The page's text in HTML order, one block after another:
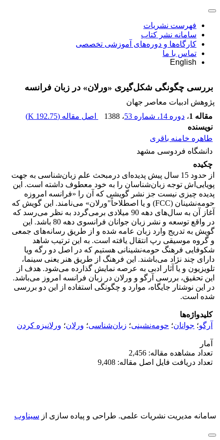
فهرست نشریات
سامانه نشر کتاب
کارگاه‌ها و دوره‌های آموزشی تخصصی
تماس با ما
English
بررسی چگونگی شکل‌گیری «ورلان» در زبان فرانسه
پژوهش ادبیات معاصر جهان
مقاله 1
، دوره 14، شماره 53 ، 1388 اصل مقاله (192.75 K
)
نویسنده
طاهره خامنه باقری
دانشگاه فردوسی مشهد
چکیده
از حدود 15 سال پیش پدیده‌ای درمبحث علم زبان‌شناسی به جهت
پویایی‌اش توجه زبان‌شناسان را به خود معطوف داشته است. این
پدیده چیزی نیست جز نشر گویشی که آن را «فرانسه امروزه
حومه‌نشینان (FCC) و یا اصطلاحاً"ورلان» می‌نامند. این گویش که
آغاز آن به سال‌های دهه 90 میلادی برمی‌گردد به نظر می‌رسد که
در واقع توسعه و نشر زبان جوانان فرانسوی دهه 80 باشد. این
گویش به تدریج وارد زبان عامه شده و از طریق رسانه‌های جمعی
و گروه موسیقی رپ انتقال یافته است. به این ترتیب شاهد
شکوفایی فرهنگ حومه‌نشینانی هستیم که در اصل دو رگه ویا
دارای چند نژاد می‌باشند. این فرهنگ از طریق هنر یعنی سینما،
تلویزیون و یا آثار ادبی به عرصه نمایش گذارده می‌شود. هدف از
این تحقیق، بررسی آرگو و ورلان در زبان فرانسه امروز می‌باشد.
در این نوشتار جایگاه، موارد و چگونگی استفاده از این دو بررسی
شده است.
کلیدواژه‌ها
آرگو؛ جوانان؛ حومه‌نشینی؛ زبان‌شناسی؛ ورلان؛ ورلانیزه کردن
آمار
تعداد مشاهده مقاله: 2,456
تعداد دریافت فایل اصل مقاله: 9,408
سامانه مدیریت نشریات علمی. طراحی و پیاده سازی از سیناوب